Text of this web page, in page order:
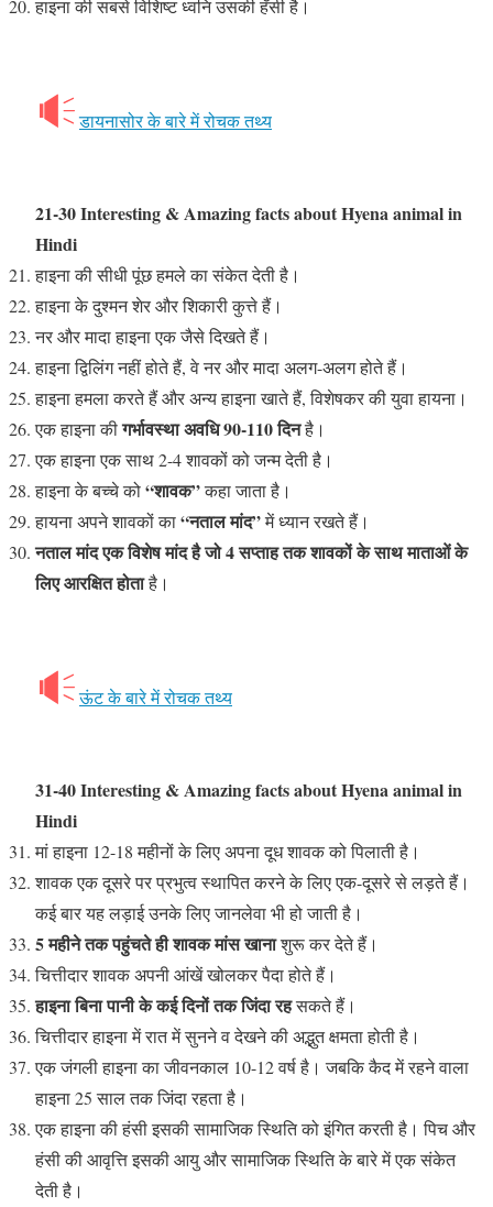
हाइना की सबसे विशिष्ट ध्वनि उसकी हँसी है।
डायनासोर के बारे में रोचक तथ्य
21-30 Interesting & Amazing facts about Hyena animal in
Hindi
हाइना की सीधी पूंछ हमले का संकेत देती है।
हाइना के दुश्मन शेर और शिकारी कुत्ते हैं।
नर और मादा हाइना एक जैसे दिखते हैं।
हाइना द्विलिंग नहीं होते हैं, वे नर और मादा अलग-अलग होते हैं।
हाइना हमला करते हैं और अन्य हाइना खाते हैं, विशेषकर की युवा हायना।
एक हाइना कीगर्भावस्था अवधि 90-110 दिनहै।
एक हाइना एक साथ 2-4 शावकों को जन्म देती है।
हाइना के बच्चे को“शावक”कहा जाता है।
हायना अपने शावकों का“नताल मांद”में ध्यान रखते हैं।
नताल मांद एक विशेष मांद है जो 4 सप्ताह तक शावकों के साथ माताओं के
लिए आरक्षित होताहै।
ऊंट के बारे में रोचक तथ्य
31-40 Interesting & Amazing facts about Hyena animalin
Hindi
मां हाइना 12-18 महीनों के लिए अपना दूध शावक को पिलाती है।
शावक एक दूसरे पर प्रभुत्व स्थापित करने के लिए एक-दूसरे से लड़ते हैं।
कई बार यह लड़ाई उनके लिए जानलेवा भी हो जाती है।
5 महीने तक पहुंचते ही शावक मांस खानाशुरू कर देते हैं।
चित्तीदार शावक अपनी आंखें खोलकर पैदा होते हैं।
हाइना बिना पानी के कई दिनों तक जिंदा रहसकते हैं।
चित्तीदार हाइना में रात में सुनने व देखने की अद्भुत क्षमता होती है।
एक जंगली हाइना का जीवनकाल 10-12 वर्ष है। जबकि कैद में रहने वाला
हाइना 25 साल तक जिंदा रहता है।
एक हाइना की हंसी इसकी सामाजिक स्थिति को इंगित करती है। पिच और
हंसी की आवृत्ति इसकी आयु और सामाजिक स्थिति के बारे में एक संकेत
देती है।